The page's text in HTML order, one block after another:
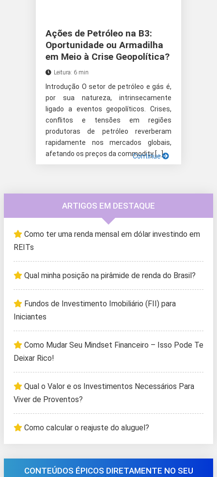
Ações de Petróleo na B3:
Oportunidade ou Armadilha
em Meio à Crise Geopolítica?
Leitura: 6 min
Introdução O setor de petróleo e gás é,
por sua natureza, intrinsecamente
ligado a eventos geopolíticos. Crises,
conflitos e tensões em regiões
produtoras de petróleo reverberam
rapidamente nos mercados globais,
afetando os preços da commodity […]
Continue
ARTIGOS EM DESTAQUE
Como ter uma renda mensal em dólar investindo em
REITs
Qual minha posição na pirâmide de renda do Brasil?
Fundos de Investimento Imobiliário (FII) para
Iniciantes
Como Mudar Seu Mindset Financeiro – Isso Pode Te
Deixar Rico!
Qual o Valor e os Investimentos Necessários Para
Viver de Proventos?
Como calcular o reajuste do aluguel?
CONTEÚDOS ÉPICOS DIRETAMENTE NO SEU